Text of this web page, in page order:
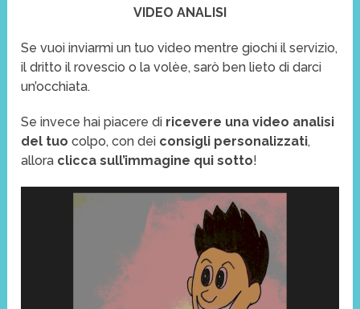
VIDEO ANALISI
Se vuoi inviarmi un tuo video mentre giochi il servizio,
il dritto il rovescio o la volèe, sarò ben lieto di darci
un’occhiata.
Se invece hai piacere di ricevere una video analisi
del tuocolpo, con dei consigli personalizzati,
allora clicca sull’immagine qui sotto!